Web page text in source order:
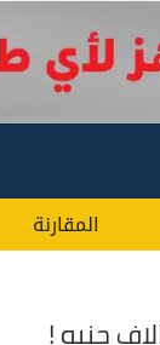
المقارنة